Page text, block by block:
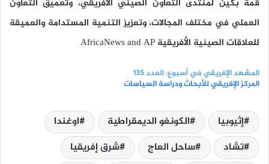
قمة بكين لمنتدى التعاون الصيني الأفريقي، وتعميق التعاون
العملي في مختلف المجالات، وتعزيز التنمية المستدامة والعميقة
للعلاقات الصينية الأفريقية AfricaNews and AP
المشهد الإفريقي في أسبوع: العدد 135
المركز الإفريقي للأبحاث ودراسة السياسات
إثيوبيا الكونغو الديمقراطية
اوغندا
تشاد
ساحل العاج
شرق إفريقيا